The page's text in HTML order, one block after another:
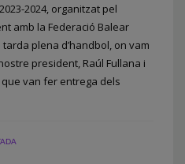
2024, organitzat pel
amb la Federació Balear
tarda plena d’handbol, on vam
president, Raúl Fullana i
van fer entrega dels